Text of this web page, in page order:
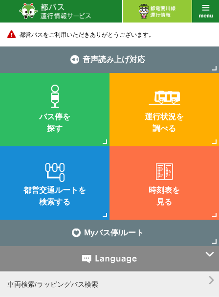
都営バスをご利用いただきありがとうございます。
音声読み上げ対応
バス停を
探す
運行状況を
調べる
都営交通ルートを
検索する
時刻表を
見る
Myバス停/ルート

車両検索/ラッピングバス検索 